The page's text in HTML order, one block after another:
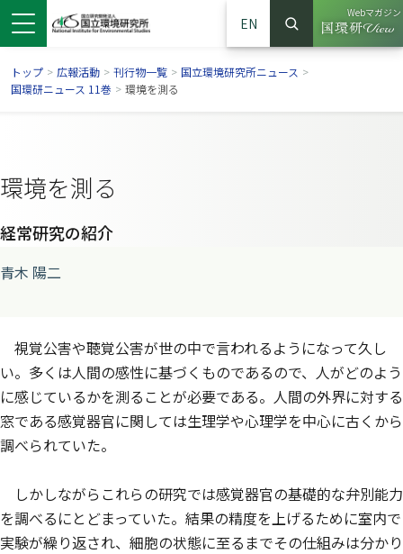
EN
サイト内検索
検索
Webマガジン
（別ウイ
トップ > 広報活動 > 刊行物一覧 > 国立環境研究所ニュース >
国環研ニュース 11巻 > 環境を測る
環境を測る
経常研究の紹介
青木 陽二
視覚公害や聴覚公害が世の中で言われるようになって久し
い。多くは人間の感性に基づくものであるので、人がどのよう
に感じているかを測ることが必要である。人間の外界に対する
窓である感覚器官に関しては生理学や心理学を中心に古くから
調べられていた。
しかしながらこれらの研究では感覚器官の基礎的な弁別能力
を調べるにとどまっていた。結果の精度を上げるために室内で
実験が繰り返され、細胞の状態に至るまでその仕組みは分かり